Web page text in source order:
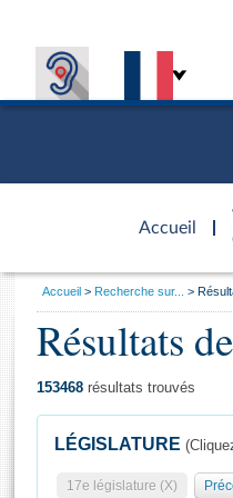
Accueil
d'accueil
Général
Vous
Accueil Recherche sur...
Résultats
153468 résultats trouvés
LÉGISLATURE
17e législature (X)